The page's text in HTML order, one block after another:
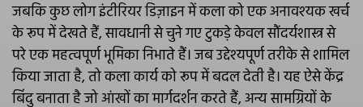
जबकि कुछ लोग इंटीरियर डिज़ाइन में कला को एक अनावश्यक खर्च
के रूप में देखते हैं, सावधानी से चुने गए टुकड़े केवल सौंदर्यशास्त्र से
परे एक महत्वपूर्ण भूमिका निभाते हैं। जब उद्देश्यपूर्ण तरीके से शामिल
किया जाता है, तो कला कार्य को रूप में बदल देती है। यह ऐसे केंद्र
बिंदु बनाता है जो आंखों का मार्गदर्शन करते हैं, अन्य सामग्रियों के